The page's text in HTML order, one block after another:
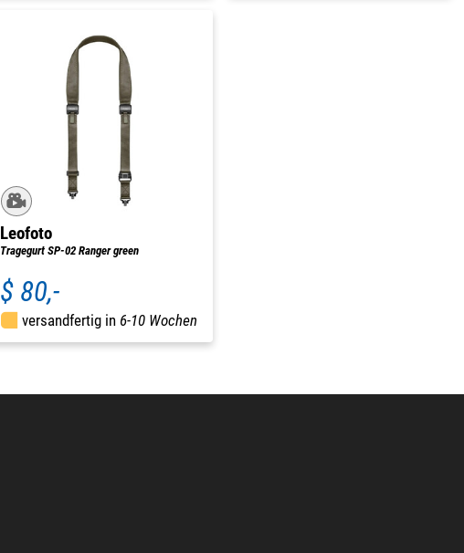
Leofoto
Tragegurt SP-02 Ranger green
$ 80,-
versandfertig in 6-10 Wochen